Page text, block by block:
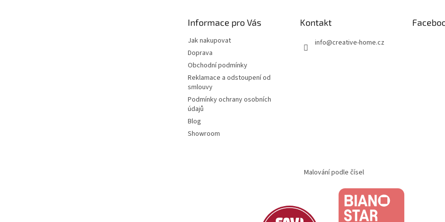
Informace pro Vás
Jak nakupovat
Doprava
Obchodní podmínky
Reklamace a odstoupení od
smlouvy
Podmínky ochrany osobních
údajů
Blog
Showroom
Kontakt
info@creative-home.cz
Malování podle čísel